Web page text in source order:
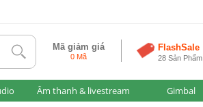
tlk Mã giảm giá
0 Mã
FlashSale
28 Sản Phẩm
Âm thanh & livestream Gimbal